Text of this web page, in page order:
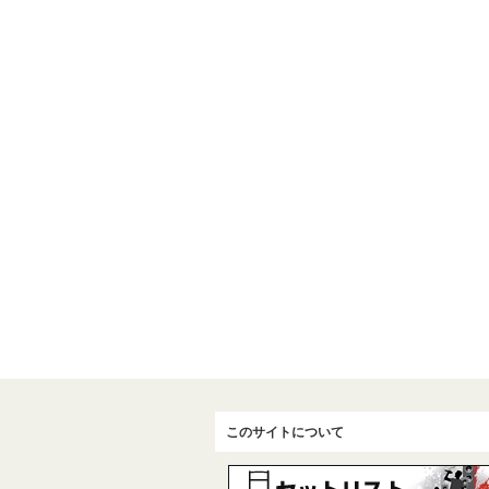
このサイトについて